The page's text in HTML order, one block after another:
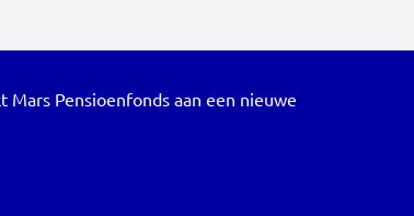
Pensioenfonds aan een nieuwe